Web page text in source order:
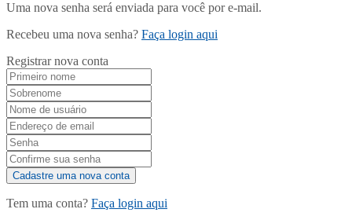
Uma nova senha será enviada para você por e-mail.
Recebeu uma nova senha? Faça login aqui
Registrar nova conta
Tem uma conta? Faça login aqui